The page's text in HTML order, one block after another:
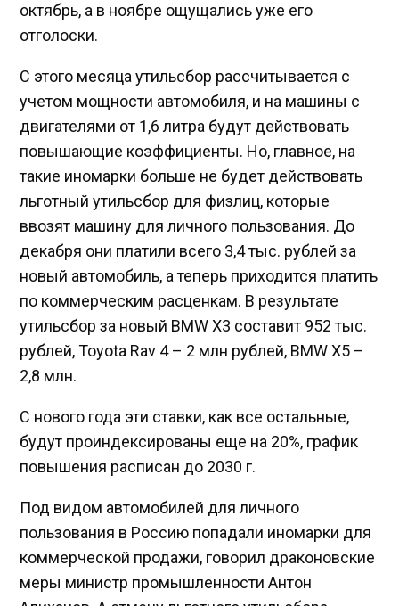
октябрь, а в ноябре ощущались уже его
отголоски.
С этого месяца утильсбор рассчитывается с
учетом мощности автомобиля, и на машины с
двигателями от 1,6 литра будут действовать
повышающие коэффициенты. Но, главное, на
такие иномарки больше не будет действовать
льготный утильсбор для физлиц, которые
ввозят машину для личного пользования. До
декабря они платили всего 3,4 тыс. рублей за
новый автомобиль, а теперь приходится платить
по коммерческим расценкам. В результате
утильсбор за новый BMW X3 составит 952 тыс.
рублей, Toyota Rav 4 – 2 млн рублей, BMW X5 –
2,8 млн.
С нового года эти ставки, как все остальные,
будут проиндексированы еще на 20%, график
повышения расписан до 2030 г.
Под видом автомобилей для личного
пользования в Россию попадали иномарки для
коммерческой продажи, говорил драконовские
меры министр промышленности Антон